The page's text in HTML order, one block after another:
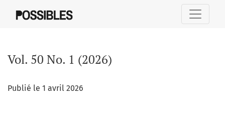
Vol. 50 No. 1 (2026)
Publié le 1 avril 2026